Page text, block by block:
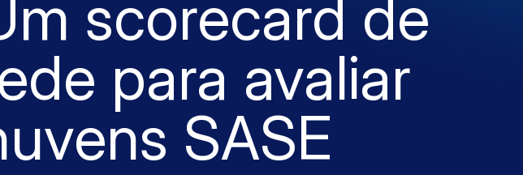
scorecard de
para avaliar
SASE